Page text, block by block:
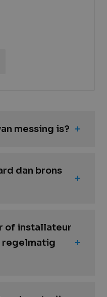
messing is?
dan brons
of installateur
regelmatig